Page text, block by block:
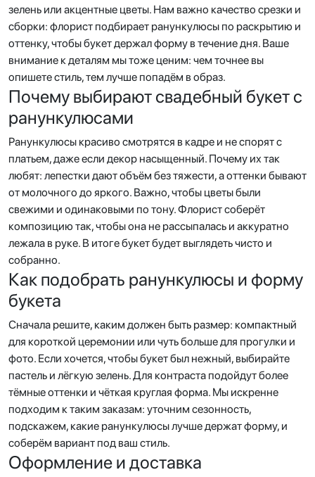
зелень или акцентные цветы. Нам важно качество срезки и
сборки: флорист подбирает ранункулюсы по раскрытию и
оттенку, чтобы букет держал форму в течение дня. Ваше
внимание к деталям мы тоже ценим: чем точнее вы
опишете стиль, тем лучше попадём в образ.
Почему выбирают свадебный букет с
ранункулюсами
Ранункулюсы красиво смотрятся в кадре и не спорят с
платьем, даже если декор насыщенный. Почему их так
любят: лепестки дают объём без тяжести, а оттенки бывают
от молочного до яркого. Важно, чтобы цветы были
свежими и одинаковыми по тону. Флорист соберёт
композицию так, чтобы она не рассыпалась и аккуратно
лежала в руке. В итоге букет будет выглядеть чисто и
собранно.
Как подобрать ранункулюсы и форму
букета
Сначала решите, каким должен быть размер: компактный
для короткой церемонии или чуть больше для прогулки и
фото. Если хочется, чтобы букет был нежный, выбирайте
пастель и лёгкую зелень. Для контраста подойдут более
тёмные оттенки и чёткая круглая форма. Мы искренне
подходим к таким заказам: уточним сезонность,
подскажем, какие ранункулюсы лучше держат форму, и
соберём вариант под ваш стиль.
Оформление и доставка